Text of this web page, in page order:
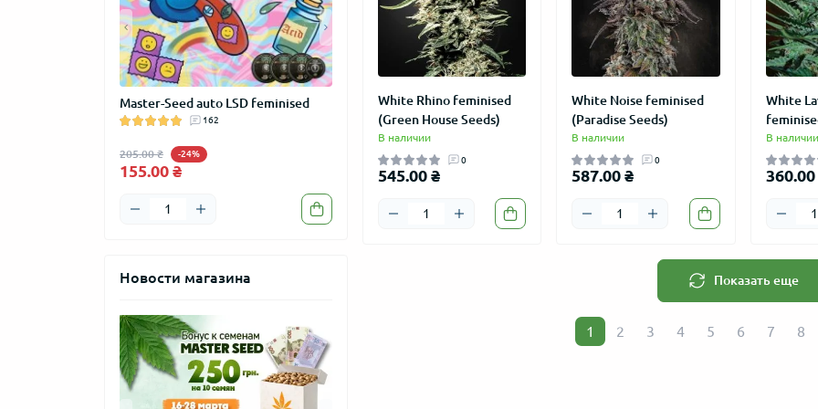
Master-Seed auto LSD feminised
162
205.00 ₴ -24%
155.00 ₴
Master-Seed auto Lemon Haze
feminised
26
-24%
155.00 ₴
Колпак "LOVE GROW" сувенир
сталь 27 мм
150.00 ₴ -37%
95.00 ₴
Master-
feminised
189.00 ₴
145.00
Новости магазина
White Rhino feminised
(Green House Seeds)
В наличии
0
545.00 ₴
White Noise feminised
(Paradise Seeds)
В наличии
0
587.00 ₴
White
В наличии
360.00
Показать еще
1 2 3 4 5 6 7 8